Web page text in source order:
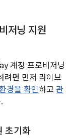
저닝 지원
계정 프로비저닝
려면 먼저 라이브
경을 확인하고 관
초기화